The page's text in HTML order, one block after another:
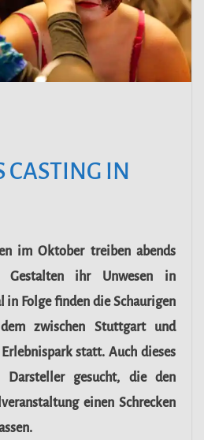
CASTING IN
im Oktober treiben abends
Gestalten ihr Unwesen in
in Folge finden die Schaurigen
zwischen Stuttgart und
statt. Auch dieses
Darsteller gesucht, die den
einen Schrecken